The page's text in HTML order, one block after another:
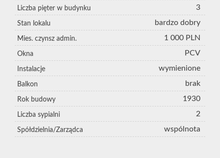
Liczba pięter w budynku 3
Stan lokalu bardzo dobry
Mies. czynsz admin. 1 000 PLN
Okna PCV
Instalacje wymienione
Balkon brak
Rok budowy 1930
Liczba sypialni 2
Spółdzielnia/Zarządca wspólnota